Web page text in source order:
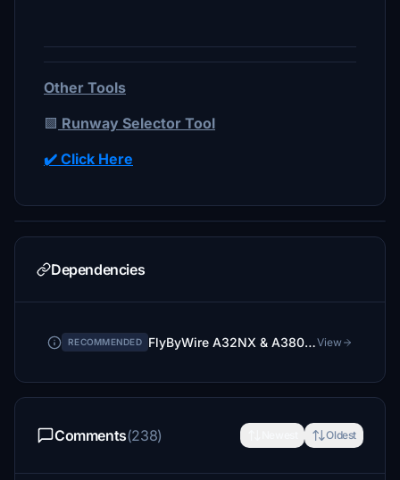
Other Tools
🟩 Runway Selector Tool
✔️ Click Here
Dependencies
RECOMMENDED FlyByWire A32NX & A380X via InstallerView
Comments(238) Oldest